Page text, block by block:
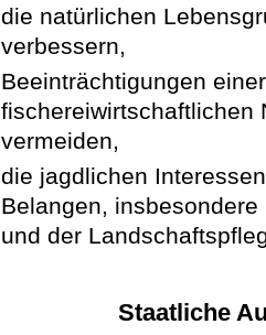
die natürlichen
verbessern,
Beeinträchtigungen
fischereiwirtschaftlichen
vermeiden,
die jagdlichen
Belangen,
und der
Staatliche